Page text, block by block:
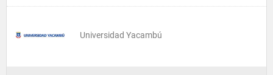
Universidad Yacambú